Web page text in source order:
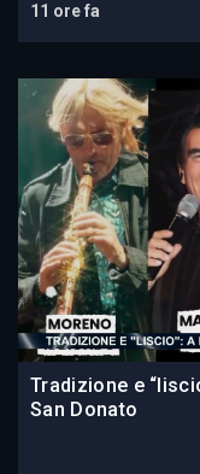
11 ore fa
Tradizione e
San Donato